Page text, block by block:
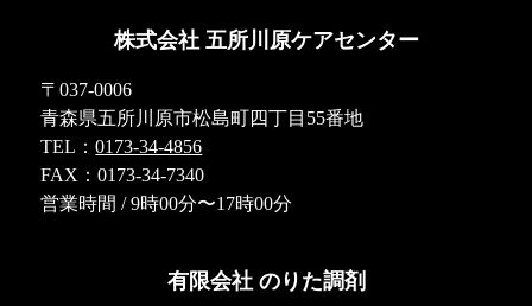
株式会社 五所川原ケアセンター
〒037-0006
青森県五所川原市松島町四丁目55番地
TEL：0173-34-4856
FAX：0173-34-7340
営業時間 / 9時00分〜17時00分
有限会社 のりた調剤